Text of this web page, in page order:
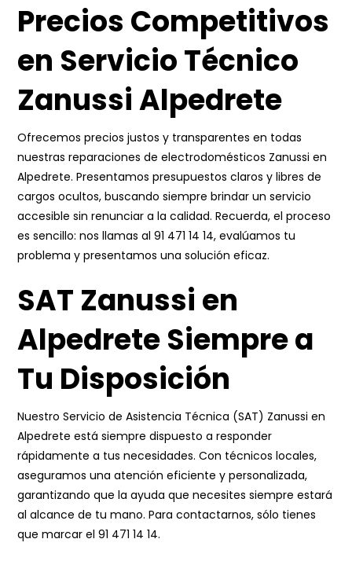
Precios Competitivos
en Servicio Técnico
Zanussi Alpedrete
Ofrecemos precios justos y transparentes en todas
nuestras reparaciones de electrodomésticos Zanussi en
Alpedrete. Presentamos presupuestos claros y libres de
cargos ocultos, buscando siempre brindar un servicio
accesible sin renunciar a la calidad. Recuerda, el proceso
es sencillo: nos llamas al91 471 14 14, evalúamos tu
problema y presentamos una solución eficaz.
SAT Zanussi en
Alpedrete Siempre a
Tu Disposición
Nuestro Servicio de Asistencia Técnica (SAT) Zanussi en
Alpedrete está siempre dispuesto a responder
rápidamente a tus necesidades. Con técnicos locales,
aseguramos una atención eficiente y personalizada,
garantizando que la ayuda que necesites siempre estará
al alcance de tu mano. Para contactarnos, sólo tienes
que marcar el91 471 14 14.